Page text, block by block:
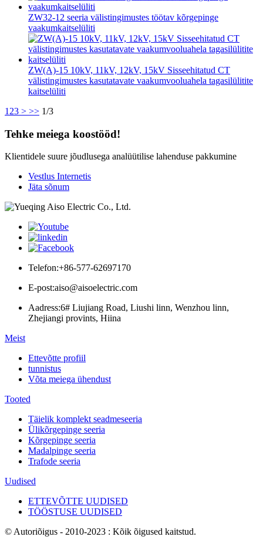
ZW32-12 seeria välistingimustes töötav kõrgepinge
vaakumkaitselüliti
ZW(A)-15 10kV, 11kV, 12kV, 15kV Sisseehitatud CT
välistingimustes kasutatavate vaakumvooluahela tagasilülitite
kaitselüliti
1 23 > >> 1/3
Tehke meiega koostööd!
Klientidele suure jõudlusega analüütilise lahenduse pakkumine
Vestlus Internetis
Jäta sõnum
Telefon:+86-577-62697170
E-post:aiso@aisoelectric.com
Aadress:6# Liujiang Road, Liushi linn, Wenzhou linn,
Zhejiangi provints, Hiina
Meist
Ettevõtte profiil
tunnistus
Võta meiega ühendust
Tooted
Täielik komplekt seadmeseeria
Ülikõrgepinge seeria
Kõrgepinge seeria
Madalpinge seeria
Trafode seeria
Uudised
ETTEVÕTTE UUDISED
TÖÖSTUSE UUDISED
© Autoriõigus - 2010-2023 : Kõik õigused kaitstud.